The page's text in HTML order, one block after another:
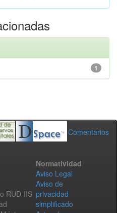
1
Comentarios
RUD-IIS
Normatividad
Aviso Legal
Aviso de
privacidad
simplificado